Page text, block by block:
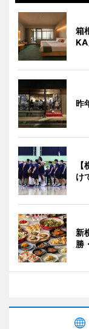
箱
KA
昨
け
新
勝